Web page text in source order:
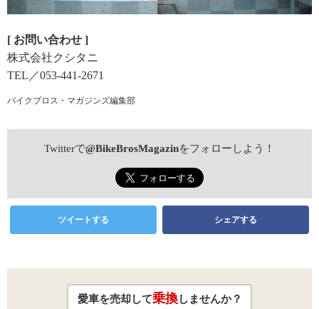
[ お問い合わせ ]
株式会社クシタニ
TEL／053-441-2671
バイクブロス・マガジンズ編集部
Twitterで@BikeBrosMagazinをフォローしよう！
ツイートする シェアする
愛車を売却して乗換しませんか？